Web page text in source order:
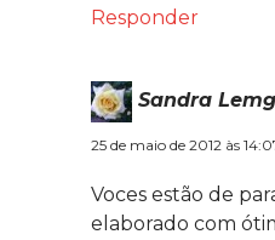
Responder
Sandra
25 de maio de 2012 às
Voces estão de
elaborado com